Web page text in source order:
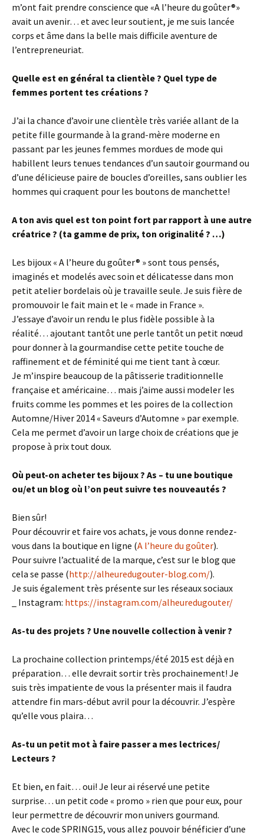
m’ont fait prendre conscience que «A l’heure du goûter®»
avait un avenir… et avec leur soutient, je me suis lancée
corps et âme dans la belle mais difficile aventure de
l’entrepreneuriat.
Quelle est en général ta clientèle ? Quel type de
femmes portent tes créations ?
J’ai la chance d’avoir une clientèle très variée allant de la
petite fille gourmande à la grand-mère moderne en
passant par les jeunes femmes mordues de mode qui
habillent leurs tenues tendances d’un sautoir gourmand ou
d’une délicieuse paire de boucles d’oreilles, sans oublier les
hommes qui craquent pour les boutons de manchette!
A ton avis quel est ton point fort par rapport à une autre
créatrice ? (ta gamme de prix, ton originalité ? …)
Les bijoux « A l’heure du goûter® » sont tous pensés,
imaginés et modelés avec soin et délicatesse dans mon
petit atelier bordelais où je travaille seule. Je suis fière de
promouvoir le fait main et le « made in France ».
J’essaye d’avoir un rendu le plus fidèle possible à la
réalité… ajoutant tantôt une perle tantôt un petit nœud
pour donner à la gourmandise cette petite touche de
raffinement et de féminité qui me tient tant à cœur.
Je m’inspire beaucoup de la pâtisserie traditionnelle
française et américaine… mais j’aime aussi modeler les
fruits comme les pommes et les poires de la collection
Automne/Hiver 2014 « Saveurs d’Automne » par exemple.
Cela me permet d’avoir un large choix de créations que je
propose à prix tout doux.
Où peut-on acheter tes bijoux ? As – tu une boutique
ou/et un blog où l’on peut suivre tes nouveautés ?
Bien sûr!
Pour découvrir et faire vos achats, je vous donne rendez-
vous dans la boutique en ligne (A l’heure du goûter).
Pour suivre l’actualité de la marque, c’est sur le blog que
cela se passe (http://alheuredugouter-blog.com/).
Je suis également très présente sur les réseaux sociaux
_ Instagram: https://instagram.com/alheuredugouter/
As-tu des projets ? Une nouvelle collection à venir ?
La prochaine collection printemps/été 2015 est déjà en
préparation… elle devrait sortir très prochainement! Je
suis très impatiente de vous la présenter mais il faudra
attendre fin mars-début avril pour la découvrir. J’espère
qu’elle vous plaira…
As-tu un petit mot à faire passer a mes lectrices/
Lecteurs ?
Et bien, en fait… oui! Je leur ai réservé une petite
surprise… un petit code « promo » rien que pour eux, pour
leur permettre de découvrir mon univers gourmand.
Avec le code SPRING15, vous allez pouvoir bénéficier d’une